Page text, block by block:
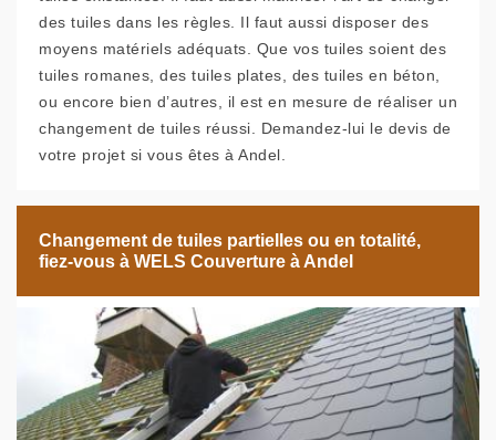
des tuiles dans les règles. Il faut aussi disposer des
moyens matériels adéquats. Que vos tuiles soient des
tuiles romanes, des tuiles plates, des tuiles en béton,
ou encore bien d’autres, il est en mesure de réaliser un
changement de tuiles réussi. Demandez-lui le devis de
votre projet si vous êtes à Andel.
Changement de tuiles partielles ou en totalité,
fiez-vous à WELS Couverture à Andel